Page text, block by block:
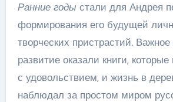
Ранние годы стали для Андрея
формирования его будущей
творческих пристрастий.
развитие оказали книги,
с удовольствием, и жизнь в
наблюдал за простом миром